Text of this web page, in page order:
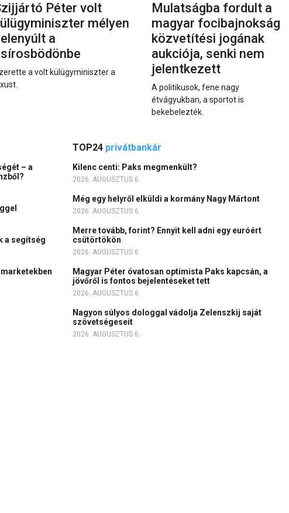
Péter volt
mélyen
a
a volt külügyminiszter a
Mulatságba fordult a
magyar focibajnokság
közvetítési jogának
aukciója, senki nem
jelentkezett
A politikusok, fene nagy
étvágyukban, a sportot is
bekebelezték.
– a
a segítség
TOP24 privátbankár
Kilenc centi: Paks megmenkült?
2026. AUGUSZTUS 6.
Még egy helyről elküldi a kormány Nagy Mártont
2026. AUGUSZTUS 6.
Merre tovább, forint? Ennyit kell adni egy euróért
csütörtökön
2026. AUGUSZTUS 6.
Magyar Péter óvatosan optimista Paks kapcsán, a
jövőről is fontos bejelentéseket tett
2026. AUGUSZTUS 6.
Nagyon súlyos dologgal vádolja Zelenszkij saját
szövetségeseit
2026. AUGUSZTUS 6.